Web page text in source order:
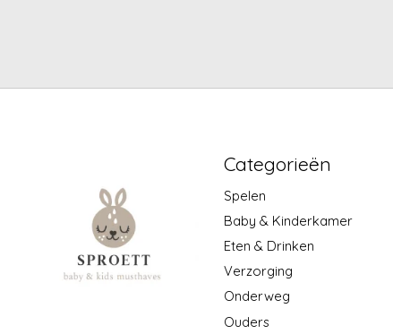
Categorieën
Spelen
Baby & Kinderkamer
Eten & Drinken
Verzorging
Onderweg
Ouders